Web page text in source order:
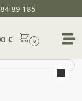
89 185
€ 0